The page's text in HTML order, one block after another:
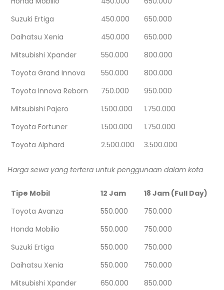
Suzuki Ertiga
450.000
650.000
Daihatsu Xenia
450.000
650.000
Mitsubishi Xpander
550.000
800.000
Toyota Grand Innova
550.000
800.000
Toyota Innova Reborn
750.000
950.000
Mitsubishi Pajero
1.500.000
1.750.000
Toyota Fortuner
1.500.000
1.750.000
Toyota Alphard
2.500.000 3.500.000
Harga sewa yang tertera untuk penggunaan dalam kota
Tipe Mobil 12 Jam
18 Jam (Full Day)
Toyota Avanza
550.000
750.000
Honda Mobilio
550.000
750.000
Suzuki Ertiga
550.000
750.000
Daihatsu Xenia
550.000
750.000
Mitsubishi Xpander
650.000 850.000